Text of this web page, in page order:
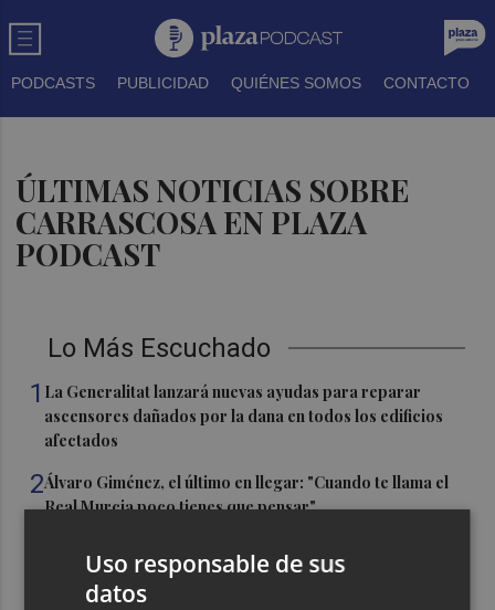
PODCASTS PUBLICIDAD QUIÉNES SOMOS CONTACTO
ÚLTIMAS NOTICIAS SOBRE
CARRASCOSA EN PLAZA
PODCAST
Lo Más Escuchado
1 La Generalitat lanzará nuevas ayudas para reparar
ascensores dañados por la dana en todos los edificios
afectados
2Álvaro Giménez, el último en llegar: "Cuando te llama el
Real Murcia poco tienes que pensar"
mayo y junio de 2026
Uso responsable de sus
datos